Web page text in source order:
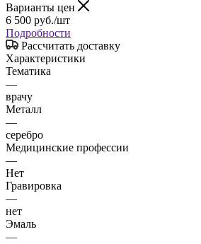
Варианты цен
6 500 руб./шт
Подробности
Рассчитать доставку
Характеристики
Тематика
—
врачу
Металл
—
серебро
Медицинские профессии
—
Нет
Гравировка
—
нет
Эмаль
—